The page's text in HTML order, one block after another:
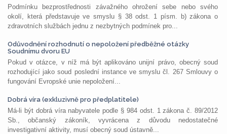
Podmínku bezprostřednosti závažného ohrožení sebe nebo svého
okolí, která představuje ve smyslu § 38 odst. 1 písm. b) zákona o
zdravotních službách jednu z nezbytných podmínek pro...
Odůvodnění rozhodnutí o nepoložení předběžné otázky
Soudnímu dvoru EU
Pokud v otázce, v níž má být aplikováno unijní právo, obecný soud
rozhodující jako soud poslední instance ve smyslu čl. 267 Smlouvy o
fungování Evropské unie nepoložení...
Dobrá víra (exkluzivně pro předplatitele)
Má-li být dobrá víra nabyvatele podle § 984 odst. 1 zákona č. 89/2012
Sb., občanský zákoník, vyvrácena z důvodu nedostatečné
investigativní aktivity, musí obecný soud ústavně...